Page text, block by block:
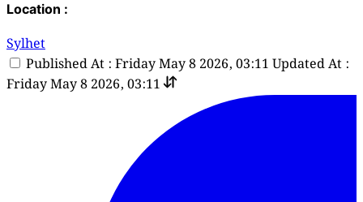
Location :
Sylhet
Published At : Friday May 8 2026, 03:11 Updated At :
Friday May 8 2026, 03:11